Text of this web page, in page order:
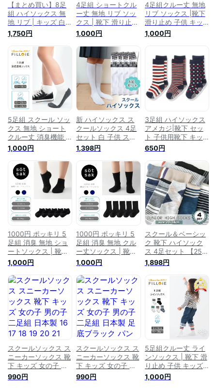
【まとめ買い】8足
組 ハイソックス 無
地 リブ | キッズ 白
靴下 滑り止め 子供
赤ちゃん 女の子 男
の子 黒 ソックス 紺
スクール すべり止め
セット 幼稚園 スク
ールソックス リブソ
ックス 通学 子供用
ジュニア ロング 12
13 14 15 16 17 18
19 20 21 22 23 24
25 26 27cm
1,750円
4足組 ショートクル
ー丈 無地 リブ ソッ
クス | 靴下 滑り止め
子供 キッズ 男の子
女の子 子ども ベビ
ー ジュニア 幼稚園
子供用靴下 小学生
白 ショートソックス
クルーソックス セッ
ト スクールソックス
短い クルー丈 12 13
14 15 16 17 18 19
20 21 22 23 24 25
26 27cm
1,000円
4足組クルー丈 無地
リブ ソックス |靴下
滑り止め 子供 キッ
ズ 男の子 女の子 ベ
ビー ジュニア 幼稚
生 白 黒 スクールソ
ックス セット 綿 ス
クール リブソックス
クルーソックス 子供
用 入学式 卒業式 12
13 14 15 16 17 18
25 26 27cm
1,000円
5足組 スクール ソッ
クス 無地 ショート
クルー丈 消臭機能 |
靴下 滑り止め 子供
白 キッズ 男の子 女
の子 女児 子ども 学
校 通学 くつ下 ジュ
ニア スクールソック
ス 小学生 子供用靴
下 幼稚園 幼児 白靴
下 ショートソックス
スポーツ 13 14 15
16 17 18 19 20 21
22 23cm
1,000円
新 ハイソックス ス
クールソックス 4足
セット 白 子供 スク
ールハイソックス 靴
下 くつ下 くつした
無地 ソックス 男の
子 女の子 キッズ
17cm 18cm 19cm
20cm 21cm 22cm
23cm 24cm ロング
小学校 中学校 高校
生 小学生 中学生 快
適 つま先補強 洗い
替え セット お買い
得 通学
1,398円
3足組 ハイソックス
アメカジ|靴下 セッ
ト 子供用靴下 キッ
ズ 男の子 男児 女の
子 女児 子供 こども
子ども ベビー 幼児
紺 ソックス スポー
ツ 幼稚園 小学生 通
園 通学 綿 滑り止め
3p 3足 ジュニア 小
学校 くつ下 柄 かわ
いい 長い 9 10 11 12
13 14 15 16 17 18
19 20 cm
650円
1000円 ポッキリ 5
足組 消臭 無地 ショ
ートソックス | 靴下
セット ベビー キッ
ズ 男の子 女の子 子
供 滑り止め 赤ちゃ
ん 小学生 黒 紺 ボー
イズ ガールズ ぽっ
きり 子供靴下 幼稚
園 保育園 シンプル
スクールソックス 9
10 11 12 13 14 15 16
17 18 19 20 21 22
23 24cm
1,000円
1000円 ポッキリ 5
足組 消臭 無地 クル
ー丈ソックス | 靴下
セット ベビー キッ
ズ 男の子 女の子 子
供 滑り止め 赤ちゃ
ん 小学生 黒 紺 ボー
イズ ガールズ ぽっ
きり 子供靴下 幼稚
園 保育園 シンプル
スクールソックス 9
10 11 12 13 14 15 16
17 18 19 20 21 22
23 24cm
1,000円
スクール＆ベーシッ
ク 靴下 ハイソック
ス 4足セット 【25】
ソックス くつ下 く
つした 男の子用 女
の子用 ロング 保育
園 幼稚園 小学校 小
学生 子供用 キッズ
用 通園 通学 オール
シーズン シンプル
かっこいい 15cm
16cm 17cm 18cm
19cm 20cm 21cm
22cm 23cm 24cm
1,898円
スクールソックス ス
ニーカーソックス 靴
下 キッズ 女の子 男
の子 二足組 日本製
16 17 18 19 20 21
990円
スクールソックス ス
ニーカーソックス 靴
下 キッズ 女の子 男
の子 二足組 日本製
足底ブラック パンダ
990円
5足組クルー丈 ライ
ンソックス | 靴下 滑
り止め 子供 キッズ
男の子 女の子 子ど
も ベビー ソックス
1,000円